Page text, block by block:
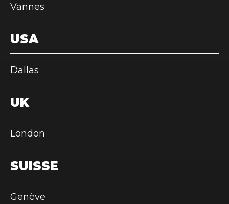
Vannes
USA
Dallas
UK
London
SUISSE
Genève